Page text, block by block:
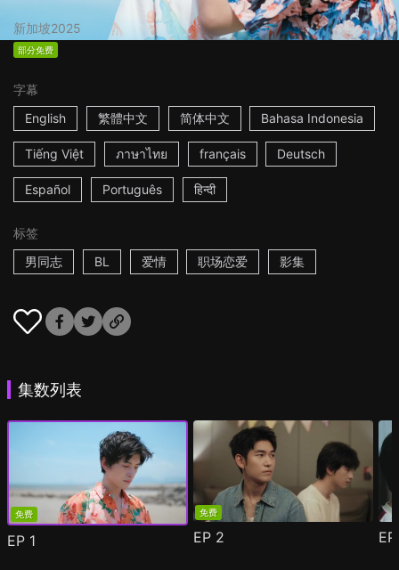
新加坡2025
部分免费
字幕
English
繁體中文 简体中文 Bahasa Indonesia
Tiếng Việt ภาษาไทย français Deutsch
Español Português हिन्दी
标签
男同志
BL 爱情 职场恋爱 影集
集数列表
免费
EP 1
免费
EP 2